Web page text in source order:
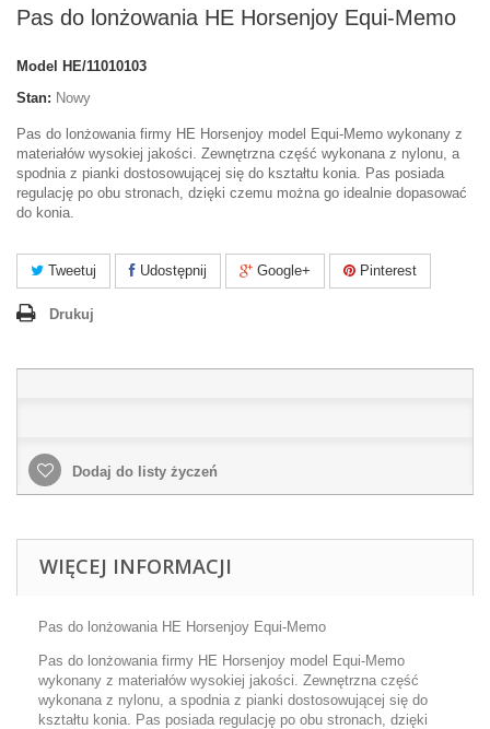
Pas do lonżowania HE Horsenjoy Equi-Memo
Model
HE/11010103
Stan: Nowy
Pas do lonżowania firmy HE Horsenjoy model Equi-Memo wykonany z
materiałów wysokiej jakości. Zewnętrzna część wykonana z nylonu, a
spodnia z pianki dostosowującej się do kształtu konia. Pas posiada
regulację po obu stronach, dzięki czemu można go idealnie dopasować
do konia.
Tweetuj Udostępnij Google+ Pinterest
Drukuj
Dodaj do listy życzeń
WIĘCEJ INFORMACJI
Pas do lonżowania HE Horsenjoy Equi-Memo
Pas do lonżowania firmy HE Horsenjoy model Equi-Memo
wykonany z materiałów wysokiej jakości. Zewnętrzna część
wykonana z nylonu, a spodnia z pianki dostosowującej się do
kształtu konia. Pas posiada regulację po obu stronach, dzięki